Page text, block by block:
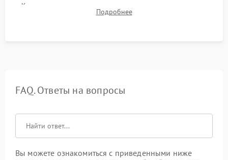
Контроль температурных режимов, проверка отсутствия
троттлинга и подготовка сервера к выдаче.
Подробнее
FAQ. Ответы на вопросы
Вы можете ознакомиться с приведенными ниже